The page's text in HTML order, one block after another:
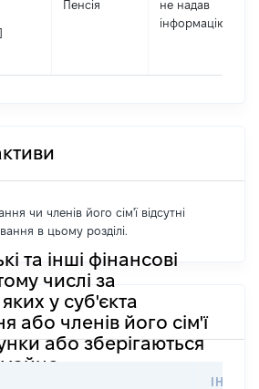
Пенсія
не надав
інформацію]
чи членів його сім'ї відсутні
в цьому розділі.
та інші фінансові
числі за
у суб'єкта
або членів його сім'ї
або зберігаються